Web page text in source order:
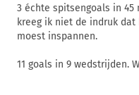
3 échte spitsengoals in 45
kreeg ik niet de indruk
moest inspannen.
11 goals in 9 wedstrijden.